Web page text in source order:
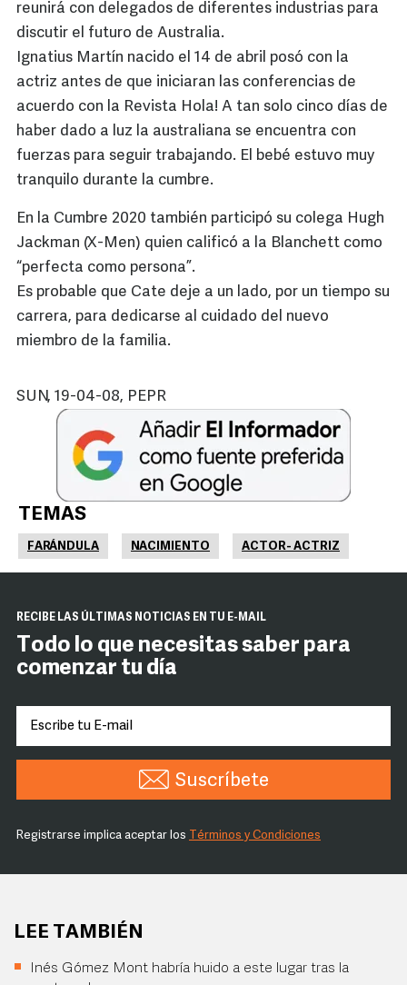
reunirá con delegados de diferentes industrias para
discutir el futuro de Australia.
Ignatius Martín nacido el 14 de abril posó con la
actriz antes de que iniciaran las conferencias de
acuerdo con la Revista Hola! A tan solo cinco días de
haber dado a luz la australiana se encuentra con
fuerzas para seguir trabajando. El bebé estuvo muy
tranquilo durante la cumbre.
En la Cumbre 2020 también participó su colega Hugh
Jackman (X-Men) quien calificó a la Blanchett como
“perfecta como persona”.
Es probable que Cate deje a un lado, por un tiempo su
carrera, para dedicarse al cuidado del nuevo
miembro de la familia.
SUN, 19-04-08, PEPR
TEMAS
FARÁNDULA NACIMIENTO ACTOR- ACTRIZ
RECIBE LAS ÚLTIMAS NOTICIAS EN TU E-MAIL
Todo lo que necesitas saber para
comenzar tu día
Suscríbete
Registrarse implica aceptar los Términos y Condiciones
LEE TAMBIÉN
Inés Gómez Mont habría huido a este lugar tras la